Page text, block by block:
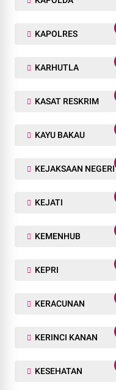
KAPOLRES
KARHUTLA
KASAT RESKRIM
KAYU BAKAU
KEJAKSAAN NEGERI
KEJATI
KEMENHUB
KEPRI
KERACUNAN
KERINCI KANAN
KESEHATAN